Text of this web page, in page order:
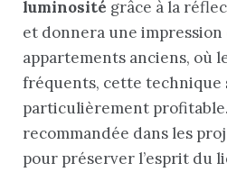
luminosité grâce à la
et donnera une impression
appartements anciens, où
fréquents, cette technique
particulièrement
recommandée dans les
pour préserver l’esprit du